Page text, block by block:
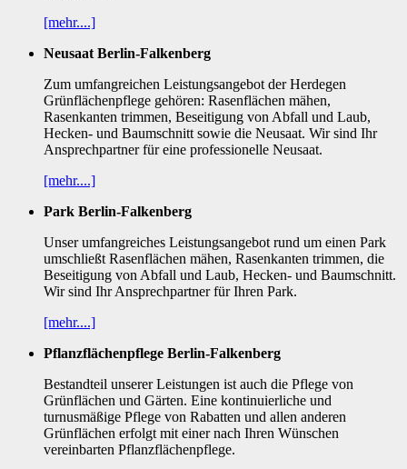
[mehr....]
Neusaat Berlin-Falkenberg
Zum umfangreichen Leistungsangebot der Herdegen
Grünflächenpflege gehören: Rasenflächen mähen,
Rasenkanten trimmen, Beseitigung von Abfall und Laub,
Hecken- und Baumschnitt sowie die Neusaat. Wir sind Ihr
Ansprechpartner für eine professionelle Neusaat.
[mehr....]
Park Berlin-Falkenberg
Unser umfangreiches Leistungsangebot rund um einen Park
umschließt Rasenflächen mähen, Rasenkanten trimmen, die
Beseitigung von Abfall und Laub, Hecken- und Baumschnitt.
Wir sind Ihr Ansprechpartner für Ihren Park.
[mehr....]
Pflanzflächenpflege Berlin-Falkenberg
Bestandteil unserer Leistungen ist auch die Pflege von
Grünflächen und Gärten. Eine kontinuierliche und
turnusmäßige Pflege von Rabatten und allen anderen
Grünflächen erfolgt mit einer nach Ihren Wünschen
vereinbarten Pflanzflächenpflege.